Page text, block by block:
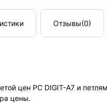
Отзывы(0)
цен PC DIGIT-A7 и
цены.